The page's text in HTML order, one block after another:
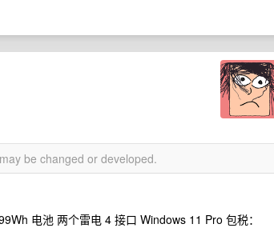
be changed or developed.
电池 两个雷电 4 接口 Windows 11 Pro 包税：